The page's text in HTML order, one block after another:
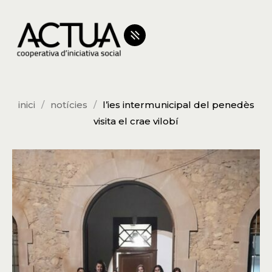
inici notícies
l’ies intermunicipal del penedès
visita el crae vilobí